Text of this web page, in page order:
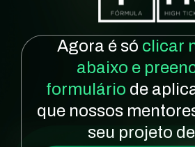
Agora é só clicar
abaixo e
formulário de
que nossos
seu projeto